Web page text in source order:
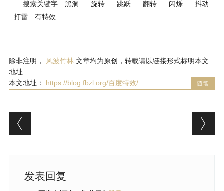
搜索关键字 黑洞 旋转 跳跃 翻转 闪烁
抖动
打雷
有特效
除非注明， 风波竹林文章均为原创，转载请以链接形式标明本文
地址
本文地址： https://blog.fbzl.org/百度特效/ 随笔
文章导航
发表回复